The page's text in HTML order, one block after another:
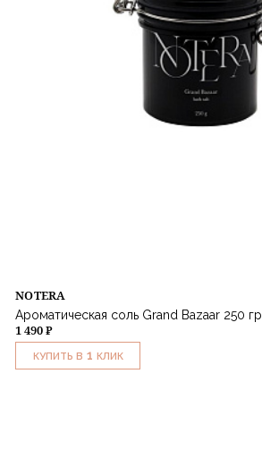
NOTERA
Ароматическая соль Grand Bazaar 250 гр
1 490 ₽
КУПИТЬ В 1 КЛИК